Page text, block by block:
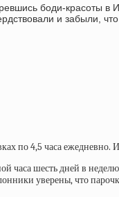
боди-красоты в
и забыли,
по 4,5 часа ежедневно.
шесть дней в
уверены, что